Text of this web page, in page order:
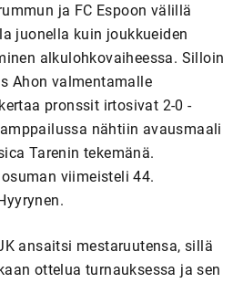
ja FC Espoon välillä
juonella kuin joukkueiden
alkulohkovaiheessa. Silloin
Ahon valmentamalle
pronssit irtosivat 2-0 -
nähtiin avausmaali
Tarenin tekemänä.
viimeisteli 44.
ansaitsi mestaruutensa, sillä
ottelua turnauksessa ja sen